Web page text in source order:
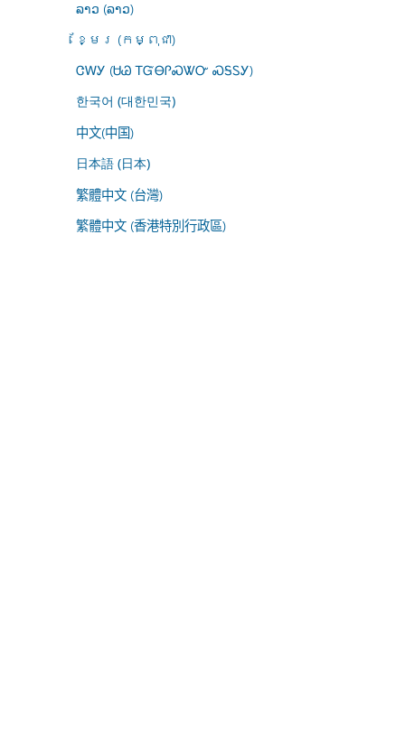
ລາວ (ລາວ)
ខ្មែរ (កម្ពុជា)
ᏣᎳᎩ (ᏌᏊ ᎢᏳᎾᎵᏍᏔᏅ ᏍᎦᏚᎩ)
한국어 (대한민국)
中文(中国)
日本語 (日本)
繁體中文 (台灣)
繁體中文 (香港特別行政區)